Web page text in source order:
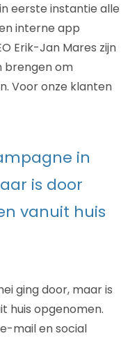
eerste instantie alle
interne app
Erik-Jan Mares zijn
brengen om
Voor onze klanten
in
is door
vanuit huis
ging door, maar is
huis opgenomen.
mail en social